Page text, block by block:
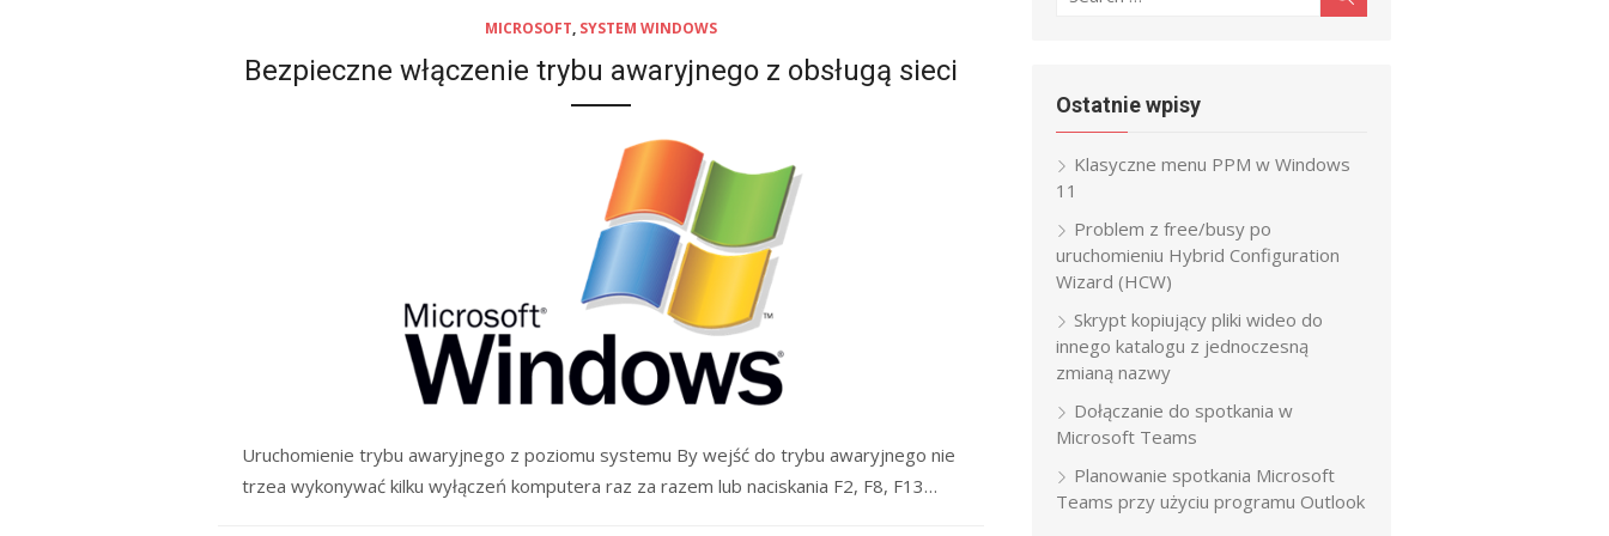
MICROSOFT, SYSTEM WINDOWS
Bezpieczne włączenie trybu awaryjnego z obsługą sieci
Uruchomienie trybu awaryjnego z poziomu systemu By wejść do trybu awaryjnego nie
trzea wykonywać kilku wyłączeń komputera raz za razem lub naciskania F2, F8, F13…
Ostatnie wpisy
Klasyczne menu PPM w Windows
11
Problem z free/busy po
uruchomieniu Hybrid Configuration
Wizard (HCW)
Skrypt kopiujący pliki wideo do
innego katalogu z jednoczesną
zmianą nazwy
Dołączanie do spotkania w
Microsoft Teams
Planowanie spotkania Microsoft
Teams przy użyciu programu Outlook